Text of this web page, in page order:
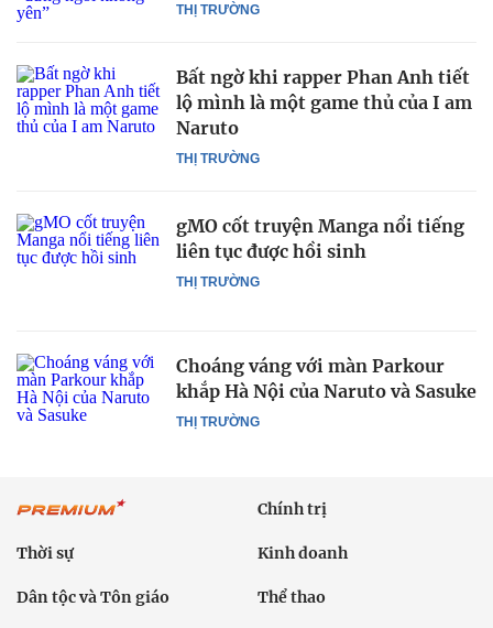
THỊ TRƯỜNG
THỊ TRƯỜNG
Bất ngờ khi rapper Phan Anh tiết
lộ mình là một game thủ của I am
Naruto
THỊ TRƯỜNG
gMO cốt truyện Manga nổi tiếng
liên tục được hồi sinh
THỊ TRƯỜNG
Choáng váng với màn Parkour
khắp Hà Nội của Naruto và Sasuke
Chính trị
Thời sự Kinh doanh
Dân tộc và Tôn giáo Thể thao